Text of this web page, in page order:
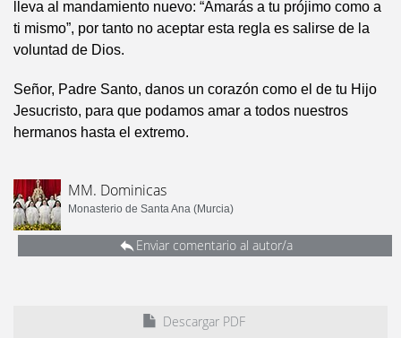
lleva al mandamiento nuevo: “Amarás a tu prójimo como a
ti mismo”, por tanto no aceptar esta regla es salirse de la
voluntad de Dios.
Señor, Padre Santo, danos un corazón como el de tu Hijo
Jesucristo, para que podamos amar a todos nuestros
hermanos hasta el extremo.
MM. Dominicas
Monasterio de Santa Ana (Murcia)
Enviar comentario al autor/a
Descargar PDF